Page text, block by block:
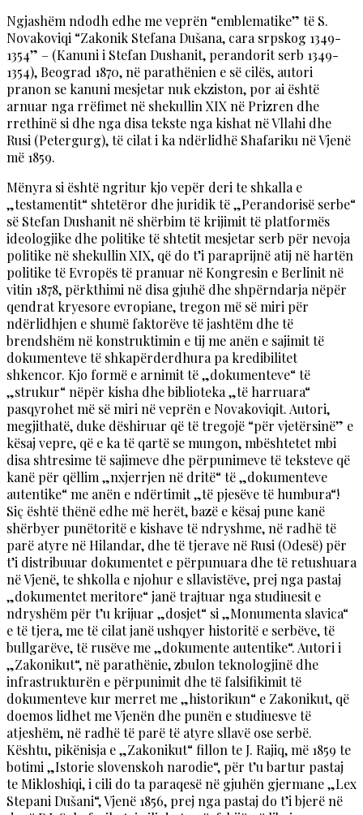
Ngjashëm ndodh edhe me veprën “emblematike” të S.
Novakoviqi “Zakonik Stefana Dušana, cara srpskog 1349-
1354” – (Kanuni i Stefan Dushanit, perandorit serb 1349-
1354), Beograd 1870, në parathënien e së cilës, autori
pranon se kanuni mesjetar nuk ekziston, por ai është
arnuar nga rrëfimet në shekullin XIX në Prizren dhe
rrethinë si dhe nga disa tekste nga kishat në Vllahi dhe
Rusi (Petergurg), të cilat i ka ndërlidhë Shafariku në Vjenë
më 1859.
Mënyra si është ngritur kjo vepër deri te shkalla e
„testamentit“ shtetëror dhe juridik të „Perandorisë serbe“
së Stefan Dushanit në shërbim të krijimit të platformës
ideologjike dhe politike të shtetit mesjetar serb për nevoja
politike në shekullin XIX, që do t’i paraprijnë atij në hartën
politike të Evropës të pranuar në Kongresin e Berlinit në
vitin 1878, përkthimi në disa gjuhë dhe shpërndarja nëpër
qendrat kryesore evropiane, tregon më së miri për
ndërlidhjen e shumë faktorëve të jashtëm dhe të
brendshëm në konstruktimin e tij me anën e sajimit të
dokumenteve të shkapërderdhura pa kredibilitet
shkencor. Kjo formë e arnimit të „dokumenteve“ të
„strukur“ nëpër kisha dhe biblioteka „të harruara“
pasqyrohet më së miri në veprën e Novakoviqit. Autori,
megjithatë, duke dëshiruar që të tregojë “për vjetërsinë” e
kësaj vepre, që e ka të qartë se mungon, mbështetet mbi
disa shtresime të sajimeve dhe përpunimeve të teksteve që
kanë për qëllim „nxjerrjen në dritë“ të „dokumenteve
autentike“ me anën e ndërtimit „të pjesëve të humbura“!
Siç është thënë edhe më herët, bazë e kësaj pune kanë
shërbyer punëtoritë e kishave të ndryshme, në radhë të
parë atyre në Hilandar, dhe të tjerave në Rusi (Odesë) për
t’i distribuuar dokumentet e përpunuara dhe të retushuara
në Vjenë, te shkolla e njohur e sllavistëve, prej nga pastaj
„dokumentet meritore“ janë trajtuar nga studiuesit e
ndryshëm për t’u krijuar „dosjet“ si „Monumenta slavica“
e të tjera, me të cilat janë ushqyer historitë e serbëve, të
bullgarëve, të rusëve me „dokumente autentike“. Autori i
„Zakonikut“, në parathënie, zbulon teknologjinë dhe
infrastrukturën e përpunimit dhe të falsifikimit të
dokumenteve kur merret me „historikun“ e Zakonikut, që
doemos lidhet me Vjenën dhe punën e studiuesve të
atjeshëm, në radhë të parë të atyre sllavë ose serbë.
Kështu, pikënisja e „Zakonikut“ fillon te J. Rajiq, më 1859 te
botimi „Istorie slovenskoh narodie“, për t’u bartur pastaj
te Mikloshiqi, i cili do ta paraqesë në gjuhën gjermane „Lex
Stepani Dušani“, Vjenë 1856, prej nga pastaj do t’i bjerë në